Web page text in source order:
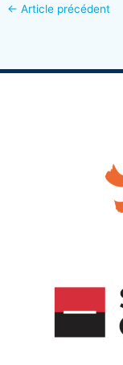
← Article précédent